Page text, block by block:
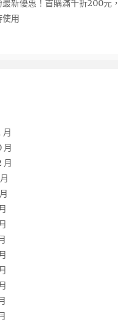
新優惠！首購滿千折200元，
用
月
月
月